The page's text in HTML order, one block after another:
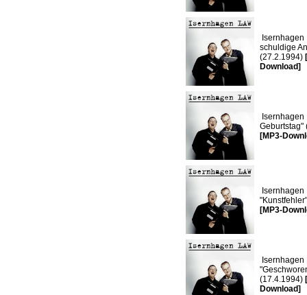
Isernhagen
schuldige
(27.2.1994)
Download]
Geburtstag"
[MP3-
Isernhagen
[MP3-
Isernhagen
(17.4.1994)
Download]